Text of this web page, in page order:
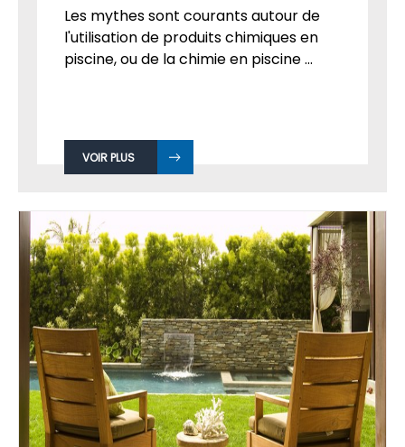
Les mythes sont courants autour de
l'utilisation de produits chimiques en
piscine, ou de la chimie en piscine ...
VOIR PLUS